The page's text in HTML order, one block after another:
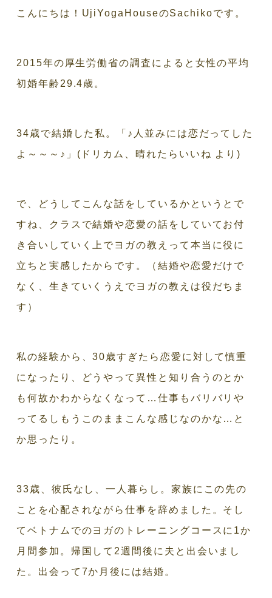
こんにちは！UjiYogaHouseのSachikoです。
2015年の厚生労働省の調査によると女性の平均
初婚年齢29.4歳。
34歳で結婚した私。「♪人並みには恋だってした
よ～～～♪」(ドリカム、晴れたらいいね より)
で、どうしてこんな話をしているかというとで
すね、クラスで結婚や恋愛の話をしていてお付
き合いしていく上でヨガの教えって本当に役に
立ちと実感したからです。（結婚や恋愛だけで
なく、生きていくうえでヨガの教えは役だちま
す）
私の経験から、30歳すぎたら恋愛に対して慎重
になったり、どうやって異性と知り合うのとか
も何故かわからなくなって…仕事もバリバリや
ってるしもうこのままこんな感じなのかな…と
か思ったり。
33歳、彼氏なし、一人暮らし。家族にこの先の
ことを心配されながら仕事を辞めました。そし
てベトナムでのヨガのトレーニングコースに1か
月間参加。帰国して2週間後に夫と出会いまし
た。出会って7か月後には結婚。